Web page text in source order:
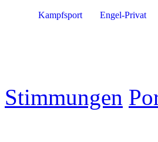
Stimmungen
Kampfsport Engel-Privat